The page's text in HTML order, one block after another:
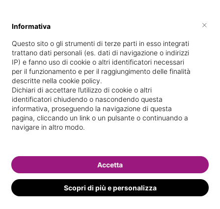
Specializzata inMassaggi del
benessere
Vedi le informazioni di SARA
Informativa
Questo sito o gli strumenti di terze parti in esso integrati
trattano dati personali (es. dati di navigazione o indirizzi
IP) e fanno uso di cookie o altri identificatori necessari
per il funzionamento e per il raggiungimento delle finalità
descritte nella cookie policy.
Dichiari di accettare l’utilizzo di cookie o altri
identificatori chiudendo o nascondendo questa
informativa, proseguendo la navigazione di questa
pagina, cliccando un link o un pulsante o continuando a
navigare in altro modo.
Scopri di più e personalizza
Accetta
×